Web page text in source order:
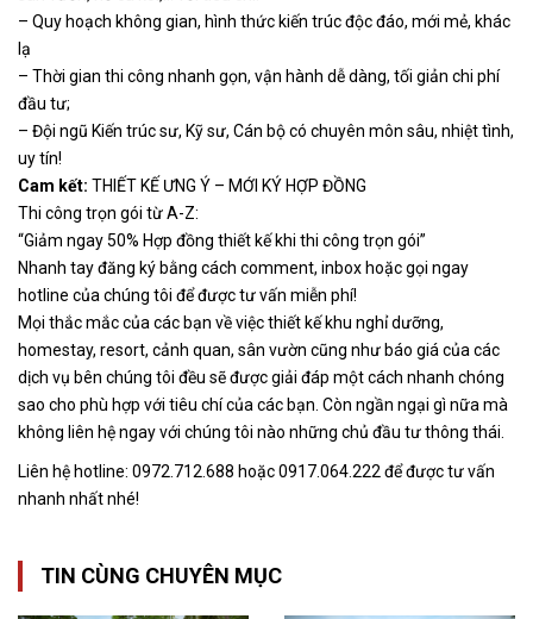
– Quy hoạch không gian, hình thức kiến trúc độc đáo, mới mẻ, khác
lạ
– Thời gian thi công nhanh gọn, vận hành dễ dàng, tối giản chi phí
đầu tư;
– Đội ngũ Kiến trúc sư, Kỹ sư, Cán bộ có chuyên môn sâu, nhiệt tình,
uy tín!
Cam kết: THIẾT KẾ ƯNG Ý – MỚI KÝ HỢP ĐỒNG
Thi công trọn gói từ A-Z:
“Giảm ngay 50% Hợp đồng thiết kế khi thi công trọn gói”
Nhanh tay đăng ký bằng cách comment, inbox hoặc gọi ngay
hotline của chúng tôi để được tư vấn miễn phí!
Mọi thắc mắc của các bạn về việc thiết kế khu nghỉ dưỡng,
homestay, resort, cảnh quan, sân vườn cũng như báo giá của các
dịch vụ bên chúng tôi đều sẽ được giải đáp một cách nhanh chóng
sao cho phù hợp với tiêu chí của các bạn. Còn ngần ngại gì nữa mà
không liên hệ ngay với chúng tôi nào những chủ đầu tư thông thái.
Liên hệ hotline: 0972.712.688 hoặc 0917.064.222 để được tư vấn
nhanh nhất nhé!
TIN CÙNG CHUYÊN MỤC